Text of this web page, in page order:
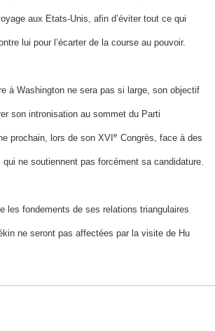
aux Etats-Unis, afin d’éviter tout ce qui
lui pour l’écarter de la course au pouvoir.
à Washington ne sera pas si large, son objectif
son intronisation au sommet du Parti
prochain, lors de son XVI e Congrès, face à des
ne soutiennent pas forcément sa candidature.
les fondements de ses relations triangulaires
ne seront pas affectées par la visite de Hu